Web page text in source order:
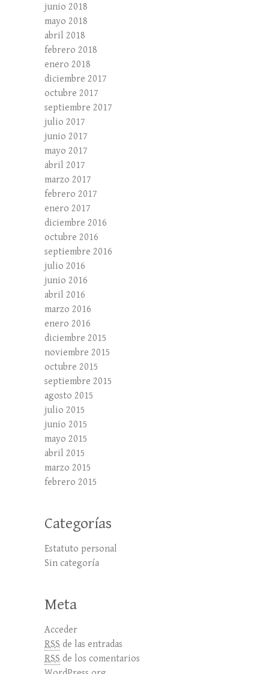
junio 2018
mayo 2018
abril 2018
febrero 2018
enero 2018
diciembre 2017
octubre 2017
septiembre 2017
julio 2017
junio 2017
mayo 2017
abril 2017
marzo 2017
febrero 2017
enero 2017
diciembre 2016
octubre 2016
septiembre 2016
julio 2016
junio 2016
abril 2016
marzo 2016
enero 2016
diciembre 2015
noviembre 2015
octubre 2015
septiembre 2015
agosto 2015
julio 2015
junio 2015
mayo 2015
abril 2015
marzo 2015
febrero 2015
Categorías
Estatuto personal
Sin categoría
Meta
Acceder
RSS de las entradas
RSS de los comentarios